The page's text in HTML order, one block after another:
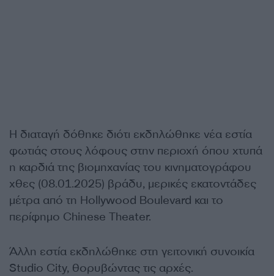
Η διαταγή δόθηκε διότι εκδηλώθηκε νέα εστία
φωτιάς στους λόφους στην περιοχή όπου χτυπά
η καρδιά της βιομηχανίας του κινηματογράφου
χθες (08.01.2025) βράδυ, μερικές εκατοντάδες
μέτρα από τη Hollywood Boulevard και το
περίφημο Chinese Theater.
Άλλη εστία εκδηλώθηκε στη γειτονική συνοικία
Studio City, θορυβώντας τις αρχές.